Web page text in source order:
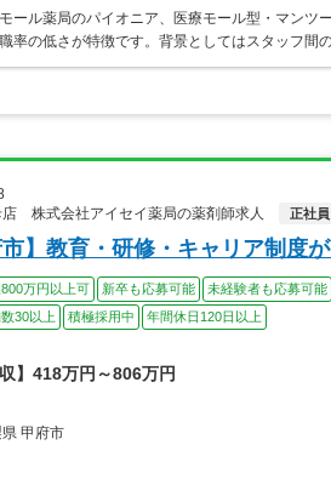
ール薬局のパイオニア、医療モール型・マンツ
率の低さが特徴です。背景としてはスタッフ
株式会社アイセイ薬局の薬剤師求人
正社員
市】教育・研修・キャリア制度
万円以上可 新卒も応募可能 未経験者も応募可能
30以上
積極採用中 年間休日120日以上
収】418万円～806万円
県 甲府市